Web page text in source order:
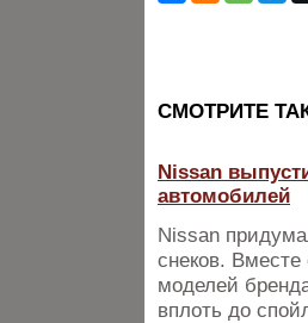
CМОТРИТЕ
Nissan
автомобилей
Nissan
снеков.
моделей
вплоть до